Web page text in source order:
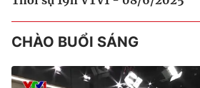
CHÀO BUỔI SÁNG